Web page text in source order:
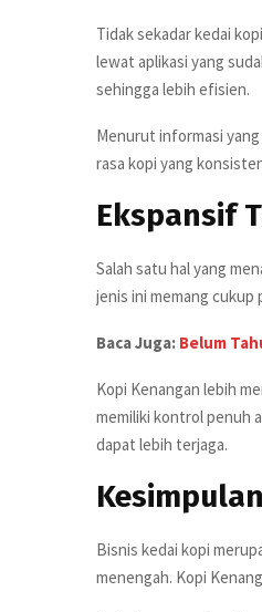
Tidak sekadar kedai
lewat aplikasi yang
sehingga lebih efisien.
Menurut informasi
rasa kopi yang
Ekspansif
Salah satu hal yang
jenis ini memang
Baca Juga: Belum
Kopi Kenangan lebih
memiliki kontrol penuh
dapat lebih terjaga.
Kesimpulan
Bisnis kedai kopi
menengah. Kopi